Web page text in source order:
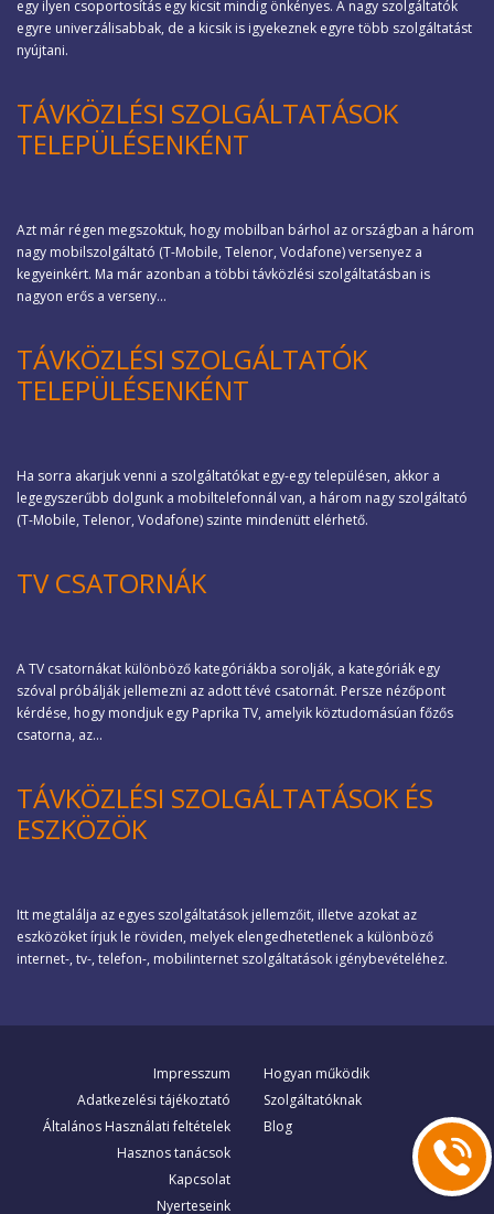
egy ilyen csoportosítás egy kicsit mindig önkényes. A nagy szolgáltatók
egyre univerzálisabbak, de a kicsik is igyekeznek egyre több szolgáltatást
nyújtani.
TÁVKÖZLÉSI SZOLGÁLTATÁSOK
TELEPÜLÉSENKÉNT
Azt már régen megszoktuk, hogy mobilban bárhol az országban a három
nagy mobilszolgáltató (T-Mobile, Telenor, Vodafone) versenyez a
kegyeinkért. Ma már azonban a többi távközlési szolgáltatásban is
nagyon erős a verseny...
TÁVKÖZLÉSI SZOLGÁLTATÓK
TELEPÜLÉSENKÉNT
Ha sorra akarjuk venni a szolgáltatókat egy-egy településen, akkor a
legegyszerűbb dolgunk a mobiltelefonnál van, a három nagy szolgáltató
(T-Mobile, Telenor, Vodafone) szinte mindenütt elérhető.
TV CSATORNÁK
A TV csatornákat különböző kategóriákba sorolják, a kategóriák egy
szóval próbálják jellemezni az adott tévé csatornát. Persze nézőpont
kérdése, hogy mondjuk egy Paprika TV, amelyik köztudomásúan főzős
csatorna, az...
TÁVKÖZLÉSI SZOLGÁLTATÁSOK ÉS
ESZKÖZÖK
Itt megtalálja az egyes szolgáltatások jellemzőit, illetve azokat az
eszközöket írjuk le röviden, melyek elengedhetetlenek a különböző
internet-, tv-, telefon-, mobilinternet szolgáltatások igénybevételéhez.
Impresszum
Adatkezelési tájékoztató
Általános Használati feltételek
Hasznos tanácsok
Kapcsolat
Nyerteseink
Hogyan működik
Szolgáltatóknak
Blog